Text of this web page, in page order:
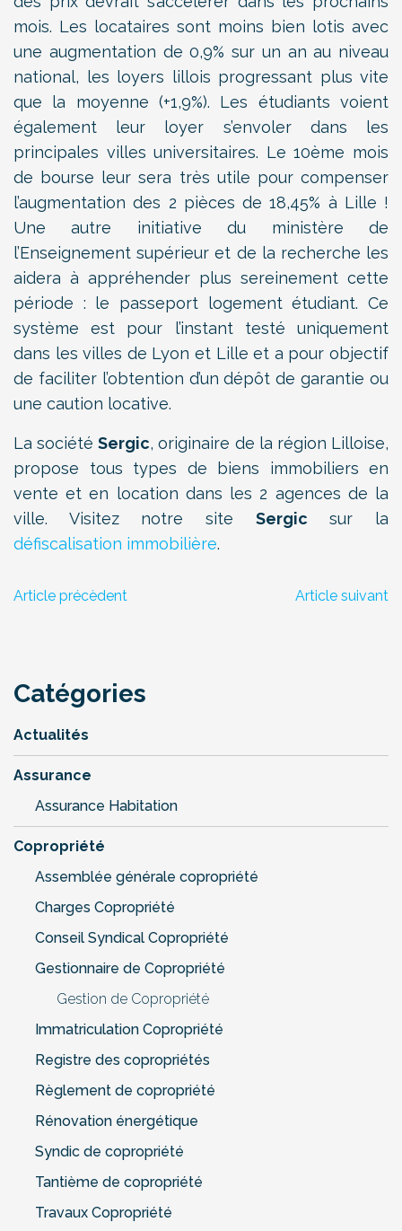
mois. Les locataires sont moins bien lotis avec
une augmentation de 0,9% sur un an au niveau
national, les loyers lillois progressant plus vite
que la moyenne (+1,9%). Les étudiants voient
également leur loyer s’envoler dans les
principales villes universitaires. Le 10ème mois
de bourse leur sera très utile pour compenser
l’augmentation des 2 pièces de 18,45% à Lille !
Une autre initiative du ministère de
l’Enseignement supérieur et de la recherche les
aidera à appréhender plus sereinement cette
période : le passeport logement étudiant. Ce
système est pour l’instant testé uniquement
dans les villes de Lyon et Lille et a pour objectif
de faciliter l’obtention d’un dépôt de garantie ou
une caution locative.
La sociétéSergic, originaire de la région Lilloise,
propose tous types de biens immobiliers en
vente et en location dans les 2 agences de la
ville. Visitez notre site Sergic sur la
défiscalisation immobilière.
Article précèdent Article suivant
Catégories
Actualités
Assurance
Assurance Habitation
Copropriété
Assemblée générale copropriété
Charges Copropriété
Conseil Syndical Copropriété
Gestionnaire de Copropriété
Gestion de Copropriété
Immatriculation Copropriété
Registre des copropriétés
Règlement de copropriété
Rénovation énergétique
Syndic de copropriété
Tantième de copropriété
Travaux Copropriété